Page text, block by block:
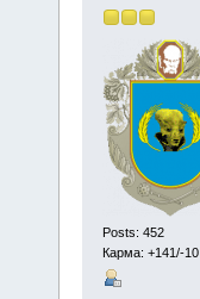
Posts: 452
Карма: +141/-10